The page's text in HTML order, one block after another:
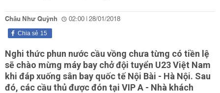
Châu Như Quỳnh 02:00 | 28/01/2018
15
Chia sẻ
Nghi thức phun nước cầu vồng chưa từng có tiền lệ
sẽ chào mừng máy bay chở đội tuyển U23 Việt Nam
khi đáp xuống sân bay quốc tế Nội Bài - Hà Nội. Sau
đó, các cầu thủ được đón tại VIP A - Nhà khách